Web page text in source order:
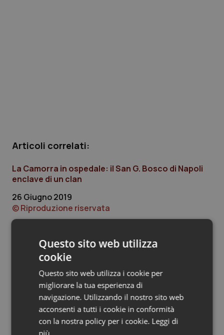
Provincia Autonoma di Trento
Puglia
Sicilia
Toscana
Umbria
Ipertensione & Scompenso
Malattie rare
Neuroscienze & patologie neurodegenerative
Obesità
Oftalmologia
Articoli correlati:
La Camorra in ospedale: il San G. Bosco di Napoli
enclave di un clan
26 Giugno 2019
© Riproduzione riservata
Ultime analisi e review da QS Pro
Gold
Cloud sanitario: infrastrutture,
compliance, GDPR e Risk management
Questo sito web utilizza
cookie
Questo sito web utilizza i cookie per
migliorare la tua esperienza di
navigazione. Utilizzando il nostro sito web
acconsenti a tutti i cookie in conformità
con la nostra policy per i cookie. Leggi di
più